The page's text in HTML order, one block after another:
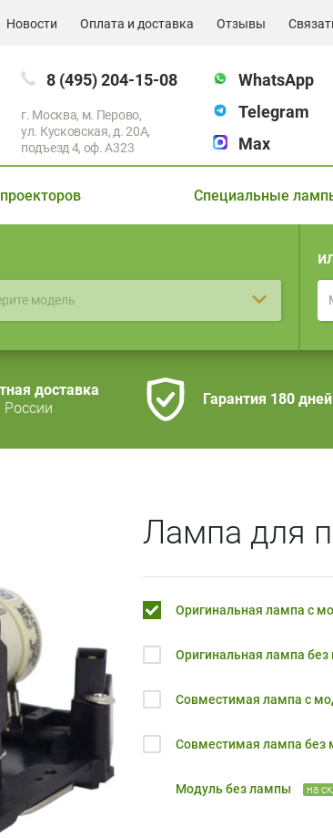
Новости Оплата и доставка Отзывы
8 (495) 204-15-08
г. Москва, м. Перово,
ул. Кусковская, д. 20А,
подъезд 4, оф. A323
WhatsApp
Telegram
Max
Специальные
модель
доставка
России
Гарантия 180 дней
Лампа для
Оригинальная лампа с
Оригинальная лампа без
Совместимая лампа с
Совместимая лампа без
Модуль без лампы на